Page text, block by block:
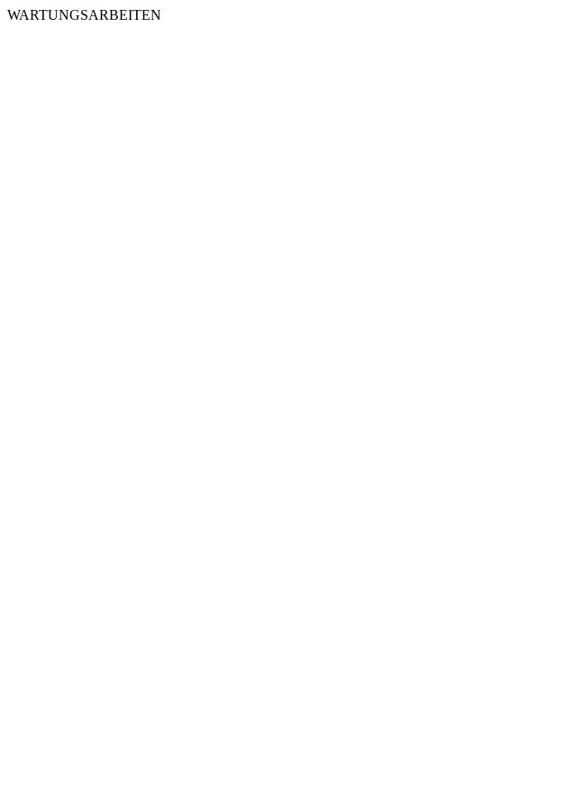
WARTUNGSARBEITEN